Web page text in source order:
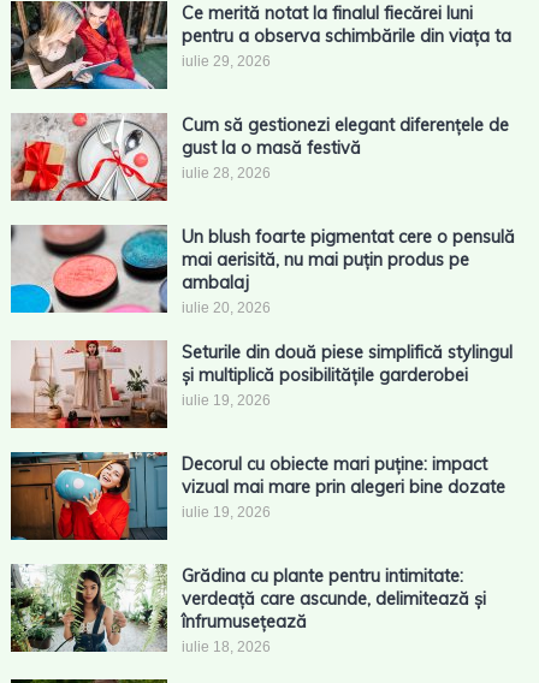
Ce merită notat la finalul fiecărei luni
pentru a observa schimbările din viața ta
iulie 29, 2026
Cum să gestionezi elegant diferențele de
gust la o masă festivă
iulie 28, 2026
Un blush foarte pigmentat cere o pensulă
mai aerisită, nu mai puțin produs pe
ambalaj
iulie 20, 2026
Seturile din două piese simplifică stylingul
și multiplică posibilitățile garderobei
iulie 19, 2026
Decorul cu obiecte mari puține: impact
vizual mai mare prin alegeri bine dozate
iulie 19, 2026
Grădina cu plante pentru intimitate:
verdeață care ascunde, delimitează și
înfrumusețează
iulie 18, 2026